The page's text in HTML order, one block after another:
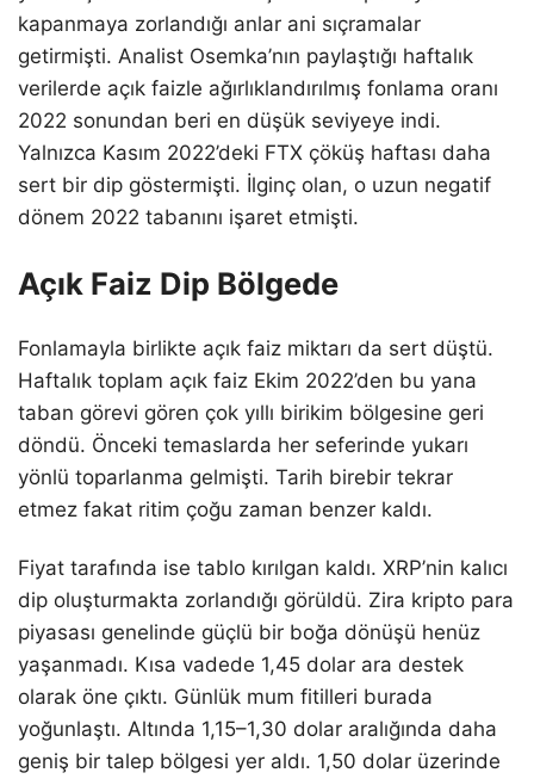
kapanmaya zorlandığı anlar ani sıçramalar
getirmişti. Analist Osemka’nın paylaştığı haftalık
verilerde açık faizle ağırlıklandırılmış fonlama oranı
2022 sonundan beri en düşük seviyeye indi.
Yalnızca Kasım 2022’deki FTX çöküş haftası daha
sert bir dip göstermişti. İlginç olan, o uzun negatif
dönem 2022 tabanını işaret etmişti.
Açık Faiz Dip Bölgede
Fonlamayla birlikte açık faiz miktarı da sert düştü.
Haftalık toplam açık faiz Ekim 2022’den bu yana
taban görevi gören çok yıllı birikim bölgesine geri
döndü. Önceki temaslarda her seferinde yukarı
yönlü toparlanma gelmişti. Tarih birebir tekrar
etmez fakat ritim çoğu zaman benzer kaldı.
Fiyat tarafında ise tablo kırılgan kaldı. XRP’nin kalıcı
dip oluşturmakta zorlandığı görüldü. Zira kripto para
piyasası genelinde güçlü bir boğa dönüşü henüz
yaşanmadı. Kısa vadede 1,45 dolar ara destek
olarak öne çıktı. Günlük mum fitilleri burada
yoğunlaştı. Altında 1,15–1,30 dolar aralığında daha
geniş bir talep bölgesi yer aldı. 1,50 dolar üzerinde